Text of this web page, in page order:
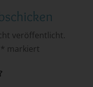
veröffentlicht.
* markiert